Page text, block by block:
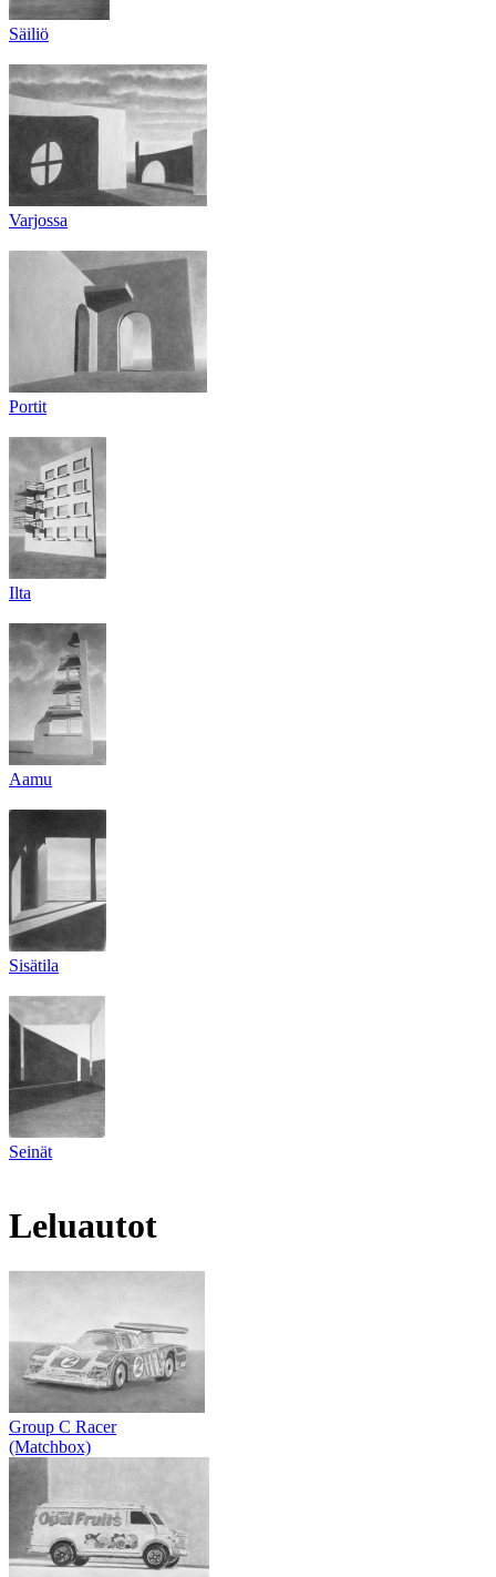
Säiliö
Varjossa
Portit
Ilta
Aamu
Sisätila
Seinät
Leluautot
Group C Racer
(Matchbox)